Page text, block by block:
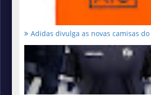
Adidas divulga as novas camisas